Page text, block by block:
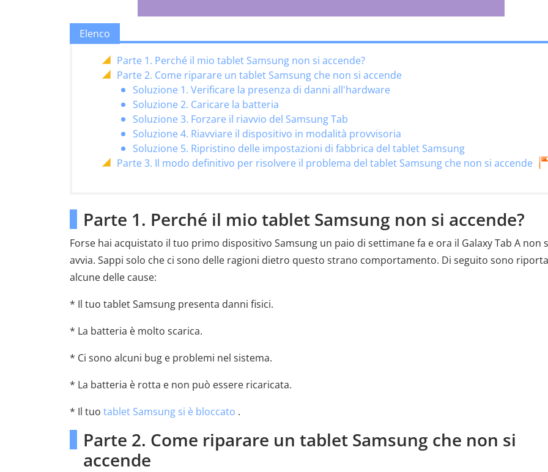
Elenco
Parte 1. Perché il mio tablet Samsung non si accende?
Parte 2. Come riparare un tablet Samsung che non si accende
Soluzione 1. Verificare la presenza di danni all'hardware
Soluzione 2. Caricare la batteria
Soluzione 3. Forzare il riavvio del Samsung Tab
Soluzione 4. Riavviare il dispositivo in modalità provvisoria
Soluzione 5. Ripristino delle impostazioni di fabbrica del tablet Samsung
Parte 3. Il modo definitivo per risolvere il problema del tablet Samsung che non si accende
Parte 1. Perché il mio tablet Samsung non si accende?
Forse hai acquistato il tuo primo dispositivo Samsung un paio di settimane fa e ora il Galaxy Tab A non
avvia. Sappi solo che ci sono delle ragioni dietro questo strano comportamento. Di seguito sono
alcune delle cause:
* Il tuo tablet Samsung presenta danni fisici.
* La batteria è molto scarica.
* Ci sono alcuni bug e problemi nel sistema.
* La batteria è rotta e non può essere ricaricata.
* Il tuo tablet Samsung si è bloccato .
Parte 2. Come riparare un tablet Samsung che non si
accende